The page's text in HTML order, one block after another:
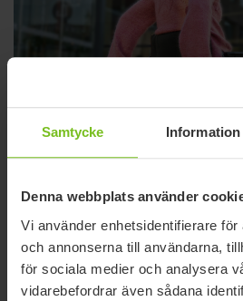
Samtycke Information
Denna webbplats använder
Vi använder enhetsidentifierare
och annonserna till användarna,
för sociala medier och analysera
vidarebefordrar även sådana
Varumärke
Rensa filter
hittade resultat